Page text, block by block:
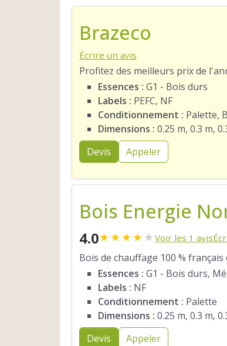
Brazeco
Écrire un avis
Profitez des meilleurs prix de
Essences : G1 - Bois durs
Labels : PEFC, NF
Conditionnement : Palette,
Dimensions : 0.25 m, 0.3 m,
Devis
Appeler
Bois Energie
4.0★★★★★ Voir les 1 avis
Bois de chauffage 100 %
Essences : G1 - Bois durs,
Labels : NF
Conditionnement : Palette
Dimensions : 0.25 m, 0.3 m,
Devis
Appeler